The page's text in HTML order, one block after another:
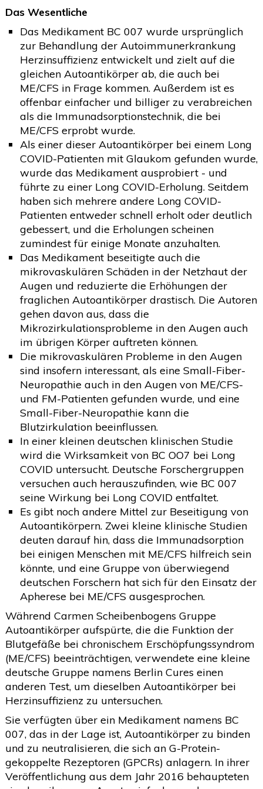
Das Wesentliche
Das Medikament BC 007 wurde ursprünglich
zur Behandlung der Autoimmunerkrankung
Herzinsuffizienz entwickelt und zielt auf die
gleichen Autoantikörper ab, die auch bei
ME/CFS in Frage kommen. Außerdem ist es
offenbar einfacher und billiger zu verabreichen
als die Immunadsorptionstechnik, die bei
ME/CFS erprobt wurde.
Als einer dieser Autoantikörper bei einem Long
COVID-Patienten mit Glaukom gefunden wurde,
wurde das Medikament ausprobiert - und
führte zu einer Long COVID-Erholung. Seitdem
haben sich mehrere andere Long COVID-
Patienten entweder schnell erholt oder deutlich
gebessert, und die Erholungen scheinen
zumindest für einige Monate anzuhalten.
Das Medikament beseitigte auch die
mikrovaskulären Schäden in der Netzhaut der
Augen und reduzierte die Erhöhungen der
fraglichen Autoantikörper drastisch. Die Autoren
gehen davon aus, dass die
Mikrozirkulationsprobleme in den Augen auch
im übrigen Körper auftreten können.
Die mikrovaskulären Probleme in den Augen
sind insofern interessant, als eine Small-Fiber-
Neuropathie auch in den Augen von ME/CFS-
und FM-Patienten gefunden wurde, und eine
Small-Fiber-Neuropathie kann die
Blutzirkulation beeinflussen.
In einer kleinen deutschen klinischen Studie
wird die Wirksamkeit von BC OO7 bei Long
COVID untersucht. Deutsche Forschergruppen
versuchen auch herauszufinden, wie BC 007
seine Wirkung bei Long COVID entfaltet.
Es gibt noch andere Mittel zur Beseitigung von
Autoantikörpern. Zwei kleine klinische Studien
deuten darauf hin, dass die Immunadsorption
bei einigen Menschen mit ME/CFS hilfreich sein
könnte, und eine Gruppe von überwiegend
deutschen Forschern hat sich für den Einsatz der
Apherese bei ME/CFS ausgesprochen.
Während Carmen Scheibenbogens Gruppe
Autoantikörper aufspürte, die die Funktion der
Blutgefäße bei chronischem Erschöpfungssyndrom
(ME/CFS) beeinträchtigen, verwendete eine kleine
deutsche Gruppe namens Berlin Cures einen
anderen Test, um dieselben Autoantikörper bei
Herzinsuffizienz zu untersuchen.
Sie verfügten über ein Medikament namens BC
007, das in der Lage ist, Autoantikörper zu binden
und zu neutralisieren, die sich an G-Protein-
gekoppelte Rezeptoren (GPCRs) anlagern. In ihrer
Veröffentlichung aus dem Jahr 2016 behaupteten